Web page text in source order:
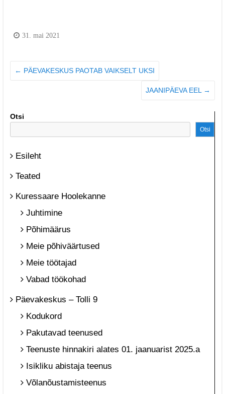
31. mai 2021
← PÄEVAKESKUS PAOTAB VAIKSELT UKSI
JAANIPÄEVA EEL →
Otsi
Otsi
Esileht
Teated
Kuressaare Hoolekanne
Juhtimine
Põhimäärus
Meie põhiväärtused
Meie töötajad
Vabad töökohad
Päevakeskus – Tolli 9
Kodukord
Pakutavad teenused
Teenuste hinnakiri alates 01. jaanuarist 2025.a
Isikliku abistaja teenus
Võlanõustamisteenus